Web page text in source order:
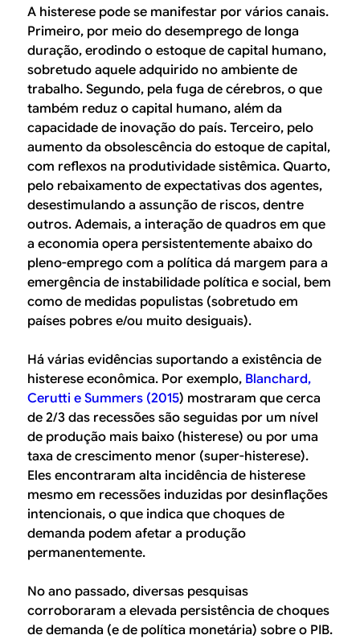
A histerese pode se manifestar por vários canais.
Primeiro, por meio do desemprego de longa
duração, erodindo o estoque de capital humano,
sobretudo aquele adquirido no ambiente de
trabalho. Segundo, pela fuga de cérebros, o que
também reduz o capital humano, além da
capacidade de inovação do país. Terceiro, pelo
aumento da obsolescência do estoque de capital,
com reflexos na produtividade sistêmica. Quarto,
pelo rebaixamento de expectativas dos agentes,
desestimulando a assunção de riscos, dentre
outros. Ademais, a interação de quadros em que
a economia opera persistentemente abaixo do
pleno-emprego com a política dá margem para a
emergência de instabilidade política e social, bem
como de medidas populistas (sobretudo em
países pobres e/ou muito desiguais).
Há várias evidências suportando a existência de
histerese econômica. Por exemplo, Blanchard,
Cerutti e Summers (2015) mostraram que cerca
de 2/3 das recessões são seguidas por um nível
de produção mais baixo (histerese) ou por uma
taxa de crescimento menor (super-histerese).
Eles encontraram alta incidência de histerese
mesmo em recessões induzidas por desinflações
intencionais, o que indica que choques de
demanda podem afetar a produção
permanentemente.
No ano passado, diversas pesquisas
corroboraram a elevada persistência de choques
de demanda (e de política monetária) sobre o PIB.